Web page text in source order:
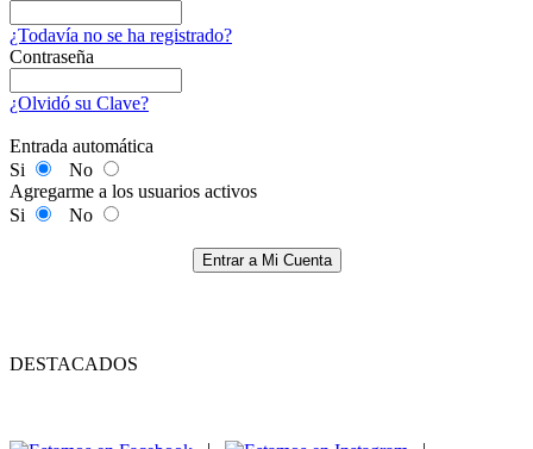
¿Todavía no se ha registrado?
Contraseña
¿Olvidó su Clave?
Entrada automática
Si
No
Agregarme a los usuarios activos
Si
No
Entrar a Mi Cuenta
DESTACADOS